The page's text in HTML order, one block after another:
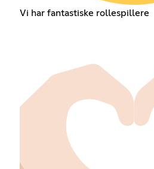
Vi har fantastiske rollespillere